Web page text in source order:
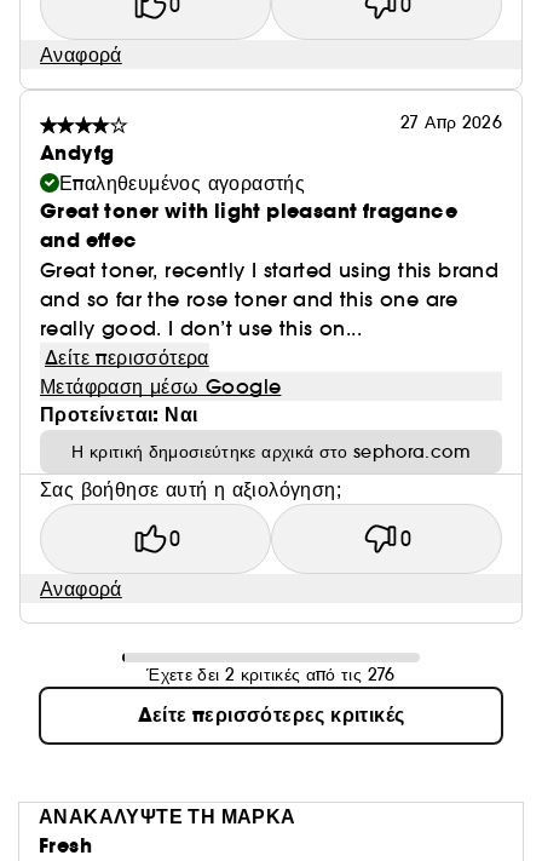
0 0
Αναφορά
27 Απρ 2026
Andyfg
Επαληθευμένος αγοραστής
Great toner with light pleasant fragance
and effec
Great toner, recently I started using this brand
and so far the rose toner and this one are
really good. I don’t use this on...
Δείτε περισσότερα
Μετάφραση μέσω Google
Προτείνεται: Ναι
Η κριτική δημοσιεύτηκε αρχικά στο sephora.com
Σας βοήθησε αυτή η αξιολόγηση;
0 0
Αναφορά
Έχετε δει 2 κριτικές από τις 276
Δείτε περισσότερες κριτικές
ΑΝΑΚΑΛΥΨΤΕ ΤΗ ΜΑΡΚΑ
Fresh